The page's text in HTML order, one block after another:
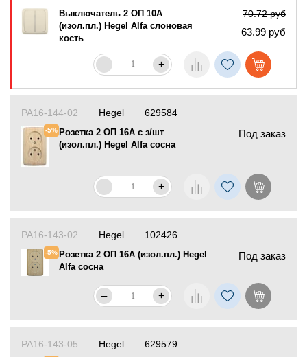
Выключатель 2 ОП 10А
(изол.пл.) Hegel Alfa слоновая
кость
70.72 руб
63.99 руб
– +
629584
РА16-144-02
-5%Розетка 2 ОП 16А с з/шт
(изол.пл.) Hegel Alfa сосна
Под заказ
Hegel
– +
102426
РА16-143-02
-5% Розетка 2 ОП 16А (изол.пл.) Hegel
Alfa сосна
Под заказ
Hegel
– +
629579
РА16-143-05 Hegel